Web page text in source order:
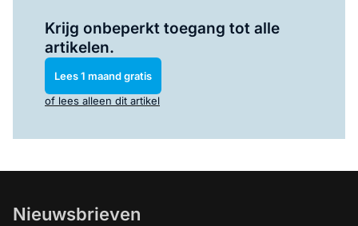
Krijg onbeperkt toegang tot alle
artikelen.
Lees 1 maand gratis
of lees alleen dit artikel
Nieuwsbrieven